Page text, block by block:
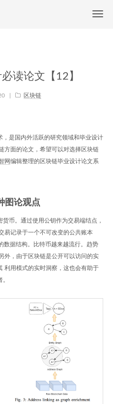
读论文【12】
区块链
，是国内外活跃的研究领域和毕业设计
方面的论文，希望可以对选择区块链
网编辑整理的区块链毕业设计论文系
图论观点
币。通过使用公钥作为交易端结点，
易记录于一个不可改变的公共账本
据结构。比特币越来越流行。趋势
外，由于区块链是公开可以访问的实
利用模式的实时洞察，这也会有助于